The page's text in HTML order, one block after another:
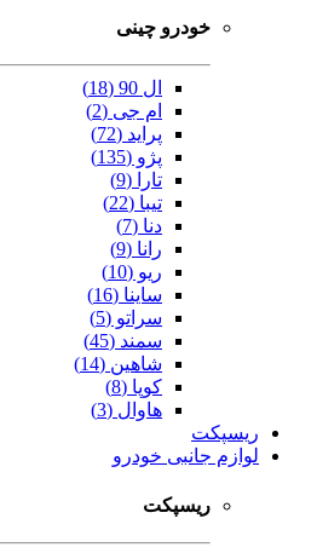
خودرو چینی
ال 90 (18)
ام جی (2)
پراید (72)
پژو (135)
تارا (9)
تیبا (22)
دنا (7)
رانا (9)
ریو (10)
ساینا (16)
سراتو (5)
سمند (45)
شاهین (14)
کوپا (8)
هاوال (3)
ریسپکت
لوازم جانبی خودرو
ریسپکت